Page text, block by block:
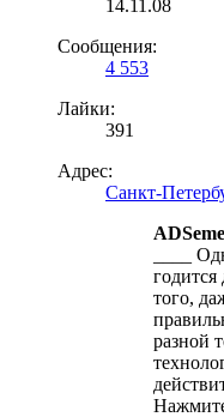
14.11.08
Сообщения:
4 553
Лайки:
391
Адрес:
Санкт-
____
того,
разной